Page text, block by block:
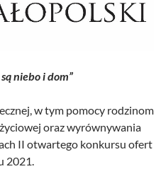
niebo i dom”
w tym pomocy rodzinom
oraz wyrównywania
II otwartego konkursu ofert
2021.